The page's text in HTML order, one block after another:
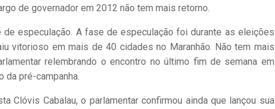
de governador em 2012 não tem mais retorno.
de especulação. A fase de especulação foi durante as eleições
vitorioso em mais de 40 cidades no Maranhão. Não tem mais
relembrando o encontro no último fim de semana em
da pré-campanha.
Clóvis Cabalau, o parlamentar confirmou ainda que lançou sua